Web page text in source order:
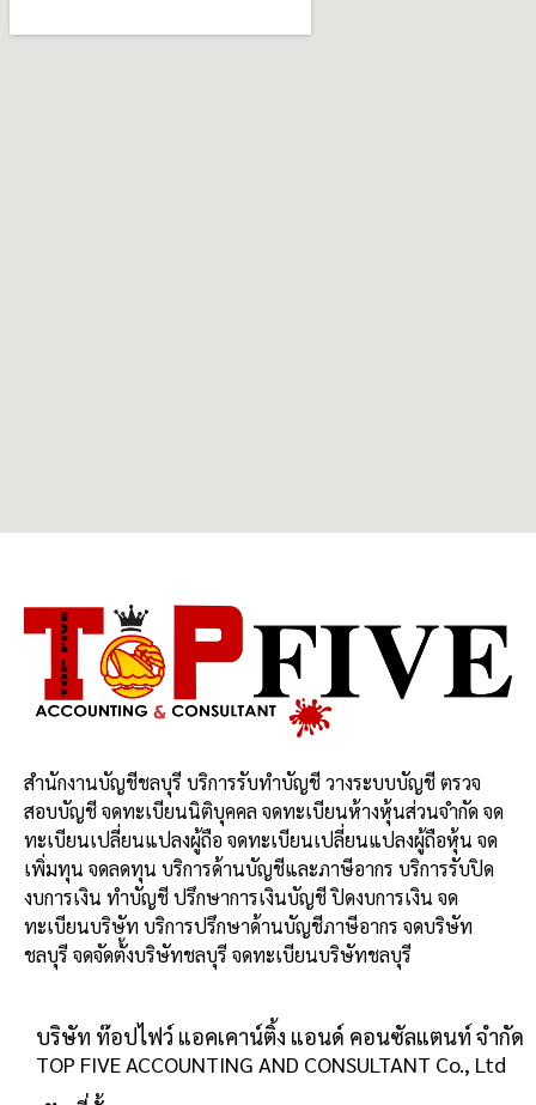
สำนักงานบัญชีชลบุรี บริการรับทำบัญชี วางระบบบัญชี ตรวจ
สอบบัญชี จดทะเบียนนิติบุคคล จดทะเบียนห้างหุ้นส่วนจำกัด จด
ทะเบียนเปลี่ยนแปลงผู้ถือ จดทะเบียนเปลี่ยนแปลงผู้ถือหุ้น จด
เพิ่มทุน จดลดทุน บริการด้านบัญชีและภาษีอากร บริการรับปิด
งบการเงิน ทำบัญชี ปรึกษาการเงินบัญชี ปิดงบการเงิน จด
ทะเบียนบริษัท บริการปรึกษาด้านบัญชีภาษีอากร จดบริษัท
ชลบุรี จดจัดตั้งบริษัทชลบุรี จดทะเบียนบริษัทชลบุรี
บริษัท ท๊อปไฟว์ แอคเคาน์ติ้ง แอนด์ คอนซัลแตนท์ จำกัด
TOP FIVE ACCOUNTING AND CONSULTANT Co., Ltd